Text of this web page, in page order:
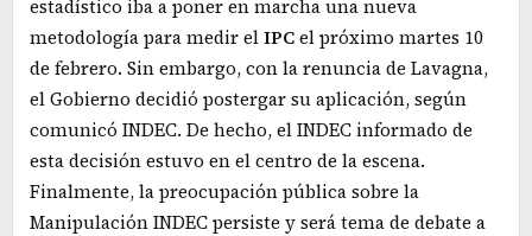
estadístico iba a poner en marcha una nueva
metodología para medir elIPCel próximo martes 10
de febrero. Sin embargo, con la renuncia de Lavagna,
el Gobierno decidió postergar su aplicación, según
comunicó INDEC. De hecho, el INDEC informado de
esta decisión estuvo en el centro de la escena.
Finalmente, la preocupación pública sobre la
Manipulación INDEC persiste y será tema de debate a